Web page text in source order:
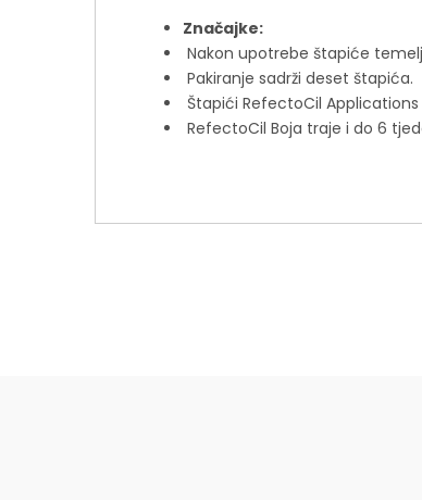
Značajke:
Nakon upotrebe štapiće
Pakiranje sadrži deset štapića.
Štapići RefectoCil
RefectoCil Boja traje i do 6